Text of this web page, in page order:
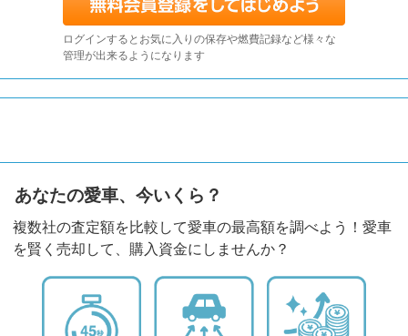
ログインするとお気に入りの保存や燃費記録など様々な
管理が出来るようになります
あなたの愛車、今いくら？
複数社の査定額を比較して愛車の最高額を調べよう！愛車
を賢く売却して、購入資金にしませんか？